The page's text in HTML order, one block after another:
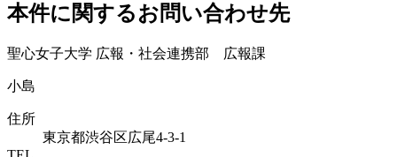
本件に関するお問い合わせ先
聖心女子大学 広報・社会連携部 広報課
小島
住所
東京都渋谷区広尾4-3-1